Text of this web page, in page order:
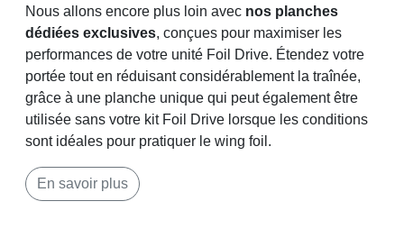
Nous allons encore plus loin avec nos planches
dédiées exclusives, conçues pour maximiser les
performances de votre unité Foil Drive. Étendez votre
portée tout en réduisant considérablement la traînée,
grâce à une planche unique qui peut également être
utilisée sans votre kit Foil Drive lorsque les conditions
sont idéales pour pratiquer le wing foil.
En savoir plus